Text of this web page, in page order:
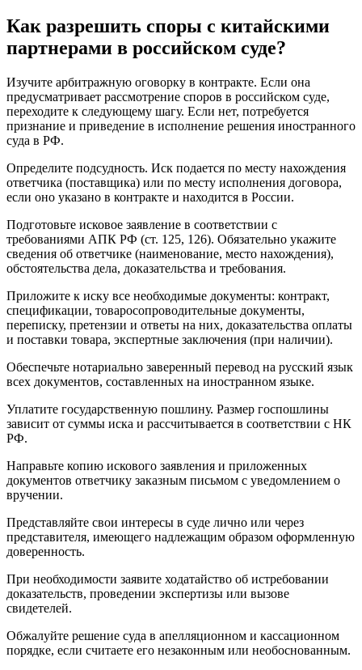
Как разрешить споры с китайскими
партнерами в российском суде?
Изучите арбитражную оговорку в контракте. Если она
предусматривает рассмотрение споров в российском суде,
переходите к следующему шагу. Если нет, потребуется
признание и приведение в исполнение решения иностранного
суда в РФ.
Определите подсудность. Иск подается по месту нахождения
ответчика (поставщика) или по месту исполнения договора,
если оно указано в контракте и находится в России.
Подготовьте исковое заявление в соответствии с
требованиями АПК РФ (ст. 125, 126). Обязательно укажите
сведения об ответчике (наименование, место нахождения),
обстоятельства дела, доказательства и требования.
Приложите к иску все необходимые документы: контракт,
спецификации, товаросопроводительные документы,
переписку, претензии и ответы на них, доказательства оплаты
и поставки товара, экспертные заключения (при наличии).
Обеспечьте нотариально заверенный перевод на русский язык
всех документов, составленных на иностранном языке.
Уплатите государственную пошлину. Размер госпошлины
зависит от суммы иска и рассчитывается в соответствии с НК
РФ.
Направьте копию искового заявления и приложенных
документов ответчику заказным письмом с уведомлением о
вручении.
Представляйте свои интересы в суде лично или через
представителя, имеющего надлежащим образом оформленную
доверенность.
При необходимости заявите ходатайство об истребовании
доказательств, проведении экспертизы или вызове
свидетелей.
Обжалуйте решение суда в апелляционном и кассационном
порядке, если считаете его незаконным или необоснованным.